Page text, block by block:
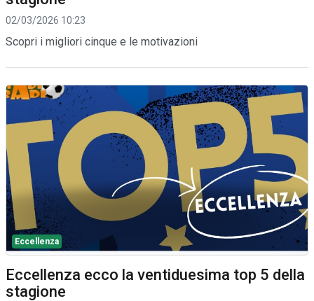
02/03/2026 10:23
Scopri i migliori cinque e le motivazioni
Eccellenza
Eccellenza ecco la ventiduesima top 5 della
stagione